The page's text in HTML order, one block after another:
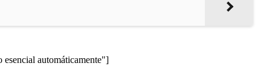
automáticamente"]